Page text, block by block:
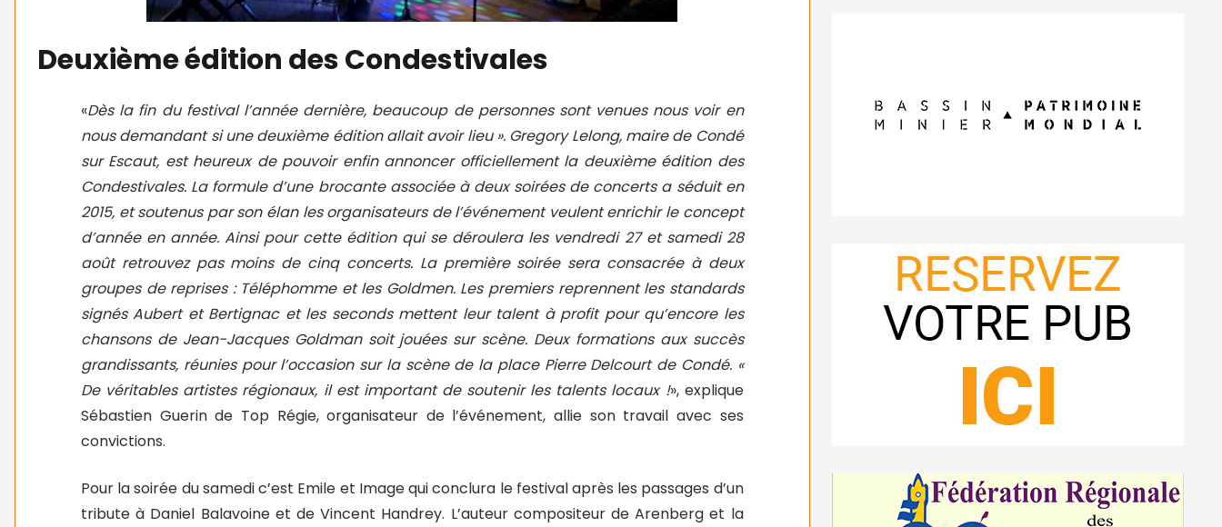
Deuxième édition des Condestivales
«Dès la fin du festival l’année dernière, beaucoup de personnes sont venues nous voir en
nous demandant si une deuxième édition allait avoir lieu ». Gregory Lelong, maire de Condé
sur Escaut, est heureux de pouvoir enfin annoncer officiellement la deuxième édition des
Condestivales. La formule d’une brocante associée à deux soirées de concerts a séduit en
2015, et soutenus par son élan les organisateurs de l’événement veulent enrichir le concept
d’année en année. Ainsi pour cette édition qui se déroulera les vendredi 27 et samedi 28
août retrouvez pas moins de cinq concerts. La première soirée sera consacrée à deux
groupes de reprises : Téléphomme et les Goldmen. Les premiers reprennent les standards
signés Aubert et Bertignac et les seconds mettent leur talent à profit pour qu’encore les
chansons de Jean-Jacques Goldman soit jouées sur scène. Deux formations aux succès
grandissants, réunies pour l’occasion sur la scène de la place Pierre Delcourt de Condé. «
De véritables artistes régionaux, il est important de soutenir les talents locaux !», explique
Sébastien Guerin de Top Régie, organisateur de l’événement, allie son travail avec ses
convictions.
Pour la soirée du samedi c’est Emile et Image qui conclura le festival après les passages d’un
tribute à Daniel Balavoine et de Vincent Handrey. L’auteur compositeur de Arenberg et la